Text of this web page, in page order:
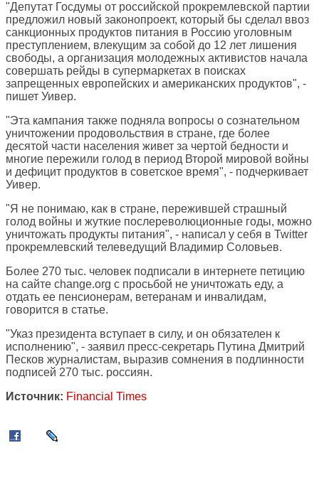
"Депутат Госдумы от российской прокремлевской партии
предложил новый законопроект, который бы сделал ввоз
санкционных продуктов питания в Россию уголовным
преступлением, влекущим за собой до 12 лет лишения
свободы, а организация молодежных активистов начала
совершать рейды в супермаркетах в поисках
запрещенных европейских и американских продуктов", -
пишет Уивер.
"Эта кампания также подняла вопросы о сознательном
уничтожении продовольствия в стране, где более
десятой части населения живет за чертой бедности и
многие пережили голод в период Второй мировой войны
и дефицит продуктов в советское время", - подчеркивает
Уивер.
"Я не понимаю, как в стране, пережившей страшный
голод войны и жуткие послереволюционные годы, можно
уничтожать продукты питания", - написал у себя в Twitter
прокремлевский телеведущий Владимир Соловьев.
Более 270 тыс. человек подписали в интернете петицию
на сайте change.org с просьбой не уничтожать еду, а
отдать ее пенсионерам, ветеранам и инвалидам,
говорится в статье.
"Указ президента вступает в силу, и он обязателен к
исполнению", - заявил пресс-секретарь Путина Дмитрий
Песков журналистам, выразив сомнения в подлинности
подписей 270 тыс. россиян.
Источник: Financial Times